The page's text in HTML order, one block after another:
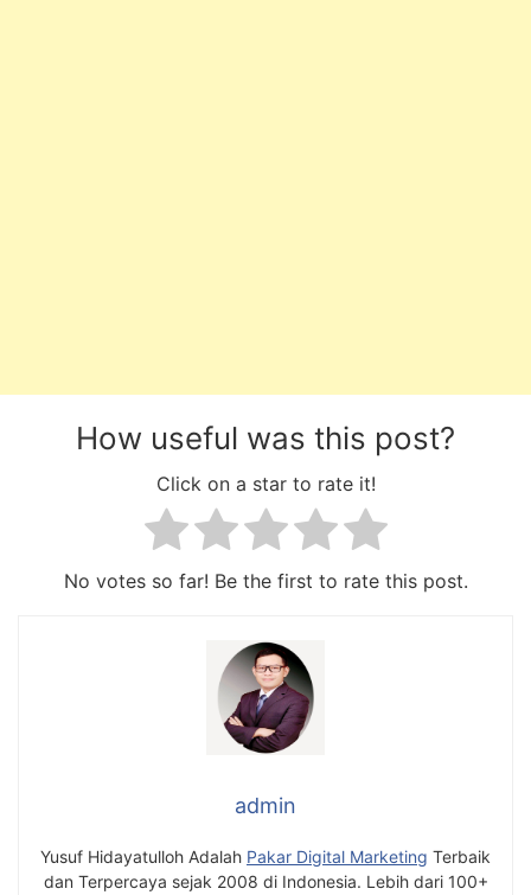
How useful was this post?
Click on a star to rate it!
No votes so far! Be the first to rate this post.
admin
Yusuf Hidayatulloh Adalah Pakar Digital Marketing Terbaik
dan Terpercaya sejak 2008 di Indonesia. Lebih dari 100+